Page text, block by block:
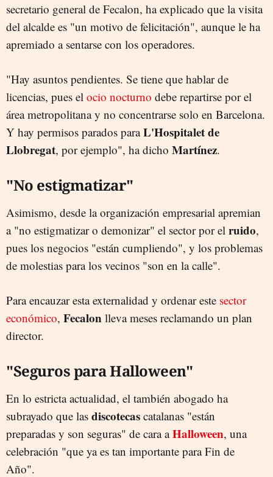
secretario general de Fecalon, ha explicado que la visita
del alcalde es "un motivo de felicitación", aunque le ha
apremiado a sentarse con los operadores.
"Hay asuntos pendientes. Se tiene que hablar de
licencias, pues el ocio nocturno debe repartirse por el
área metropolitana y no concentrarse solo en Barcelona.
Y hay permisos parados paraL'Hospitalet de
Llobregat, por ejemplo", ha dicho Martínez.
"No estigmatizar"
Asimismo, desde la organización empresarial apremian
a "no estigmatizar o demonizar" el sector por el ruido,
pues los negocios "están cumpliendo", y los problemas
de molestias para los vecinos "son en la calle".
Para encauzar esta externalidad y ordenar este sector
económico, Fecalon lleva meses reclamando un plan
director.
"Seguros para Halloween"
En lo estricta actualidad, el también abogado ha
subrayado que las discotecas catalanas "están
preparadas y son seguras" de cara aHalloween, una
celebración "que ya es tan importante para Fin de
Año".